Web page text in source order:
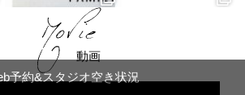
予約&スタジオ空き状況
動画